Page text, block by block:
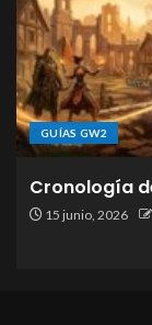
GUÍAS GW2
Cronología
15 junio, 2026